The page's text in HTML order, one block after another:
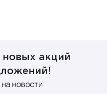
новых акций
новости